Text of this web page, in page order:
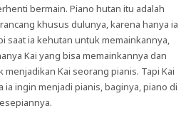
bermain. Piano hutan itu adalah
khusus dulunya, karena hanya ia
saat ia kehutan untuk memainkannya,
Kai yang bisa memainkannya dan
Kai seorang pianis. Tapi Kai
ingin menjadi pianis, baginya, piano di